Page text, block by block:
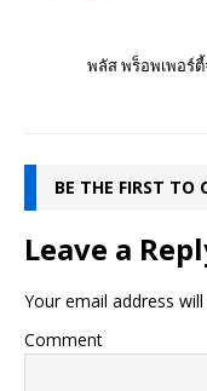
พลัส พร็อพเพอร์
BE THE FIRST TO
Leave a
Your email address
Comment